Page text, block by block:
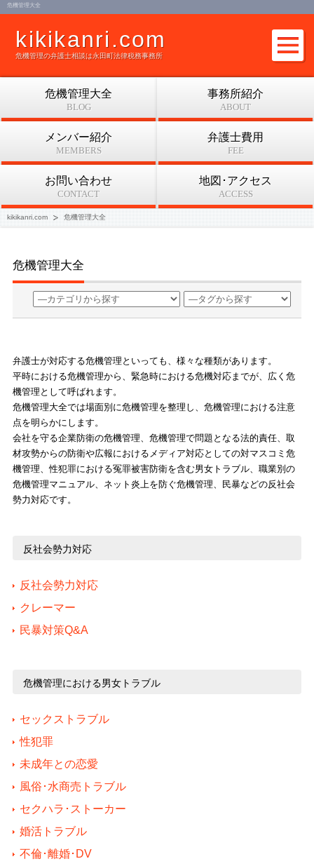
kikikanri.com
危機管理の弁護士相談は永田町法律税務事務所
危機管理大全
危機管理大全
BLOG
事務所紹介
ABOUT
メンバー紹介
MEMBERS
弁護士費用
FEE
お問い合わせ
CONTACT
地図･アクセス
ACCESS
kikikanri.com 危機管理大全
危機管理大全
弁護士が対応する危機管理といっても、様々な種類があります。
平時における危機管理から、緊急時における危機対応までが、広く危
機管理として呼ばれます。
危機管理大全では場面別に危機管理を整理し、危機管理における注意
点を明らかにします。
会社を守る企業防衛の危機管理、危機管理で問題となる法的責任、取
材攻勢からの防衛や広報におけるメディア対応としての対マスコミ危
機管理、性犯罪における冤罪被害防衛を含む男女トラブル、職業別の
危機管理マニュアル、ネット炎上を防ぐ危機管理、民暴などの反社会
勢力対応です。
反社会勢力対応
反社会勢力対応
クレーマー
民暴対策Q&A
危機管理における男女トラブル
セックストラブル
性犯罪
未成年との恋愛
風俗･水商売トラブル
セクハラ･ストーカー
婚活トラブル
不倫･離婚･DV